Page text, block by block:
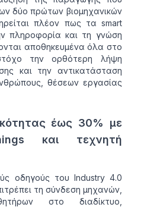
δύο πρώτων βιομηχανικών
πλέον πως τα smart
πληροφορία και τη γνώση
αποθηκευμένα όλα στο
την ορθότερη λήψη
και την αντικατάσταση
θέσεων εργασίας
έως 30% με
και τεχνητή
οδηγούς του Industry 4.0
τη σύνδεση μηχανών,
στο διαδίκτυο,